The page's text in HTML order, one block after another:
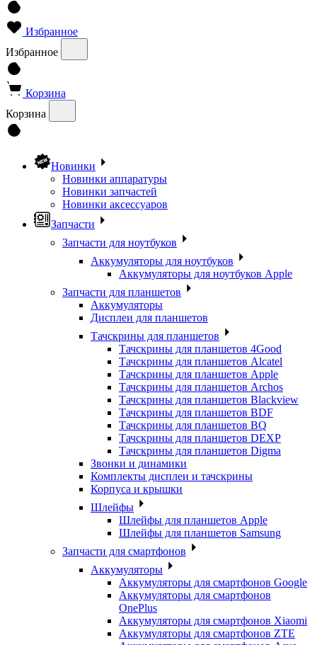
Избранное
Избранное
Корзина
Корзина
Новинки
Новинки аппаратуры
Новинки запчастей
Новинки аксессуаров
Запчасти
Запчасти для ноутбуков
Аккумуляторы для ноутбуков
Аккумуляторы для ноутбуков Apple
Запчасти для планшетов
Аккумуляторы
Дисплеи для планшетов
Тачскрины для планшетов
Тачскрины для планшетов 4Good
Тачскрины для планшетов Alcatel
Тачскрины для планшетов Apple
Тачскрины для планшетов Archos
Тачскрины для планшетов Blackview
Тачскрины для планшетов BDF
Тачскрины для планшетов BQ
Тачскрины для планшетов DEXP
Тачскрины для планшетов Digma
Звонки и динамики
Комплекты дисплеи и тачскрины
Корпуса и крышки
Шлейфы
Шлейфы для планшетов Apple
Шлейфы для планшетов Samsung
Запчасти для смартфонов
Аккумуляторы
Аккумуляторы для смартфонов Google
Аккумуляторы для смартфонов
OnePlus
Аккумуляторы для смартфонов Xiaomi
Аккумуляторы для смартфонов ZTE